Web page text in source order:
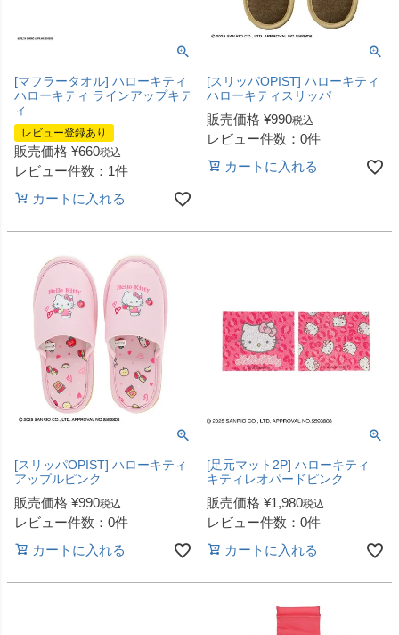
[マフラータオル] ハローキティ
ハローキティ ラインアップキテ
ィ
レビュー登録あり
販売価格 ¥660税込
レビュー件数：1件
カートに入れる
[スリッパOPIST] ハローキティ
ハローキティスリッパ
販売価格 ¥990税込
レビュー件数：0件
カートに入れる
[スリッパOPIST] ハローキティ
アップルピンク
販売価格 ¥990税込
レビュー件数：0件
カートに入れる
[足元マット2P] ハローキティ
キティレオパードピンク
販売価格 ¥1,980税込
レビュー件数：0件
カートに入れる